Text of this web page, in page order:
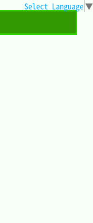
Select Language▼